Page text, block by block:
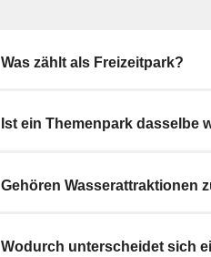
Was zählt als Freizeitpark?
Ist ein Themenpark dasselbe
Gehören Wasserattraktionen
Wodurch unterscheidet sich